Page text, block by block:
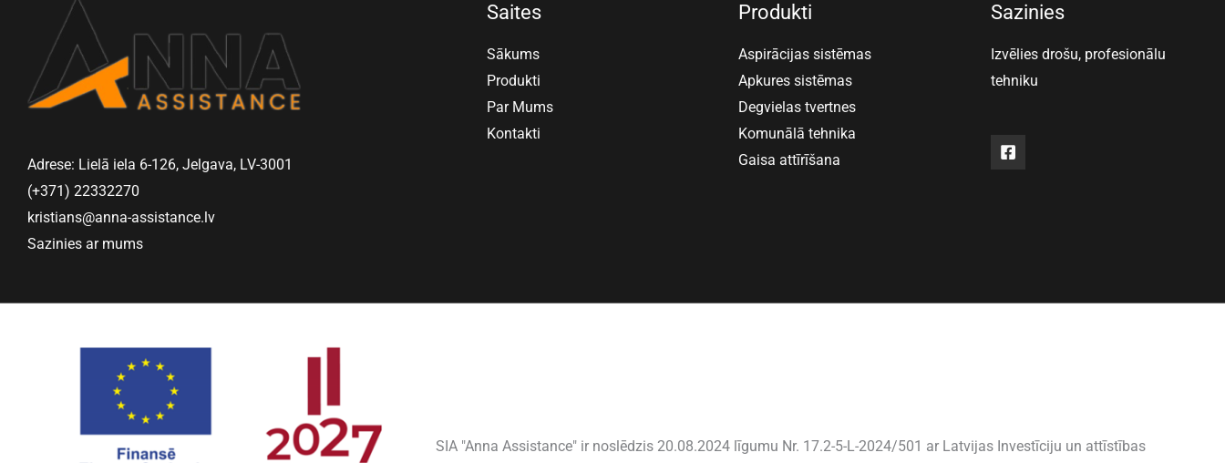
Adrese: Lielā iela 6-126, Jelgava, LV-3001
(+371) 22332270
kristians@anna-assistance.lv
Sazinies ar mums
Saites
Sākums
Produkti
Par Mums
Kontakti
Produkti
Aspirācijas sistēmas
Apkures sistēmas
Degvielas tvertnes
Komunālā tehnika
Gaisa attīrīšana
Sazinies
Izvēlies drošu, profesionālu
tehniku
SIA "Anna Assistance" ir noslēdzis 20.08.2024 līgumu Nr. 17.2-5-L-2024/501 ar Latvijas Investīciju un attīstības